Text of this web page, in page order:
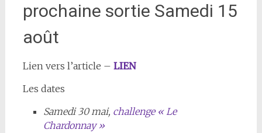
prochaine sortie Samedi 15
août
Lien vers l’article – LIEN
Les dates
Samedi 30 mai, challenge « Le
Chardonnay »